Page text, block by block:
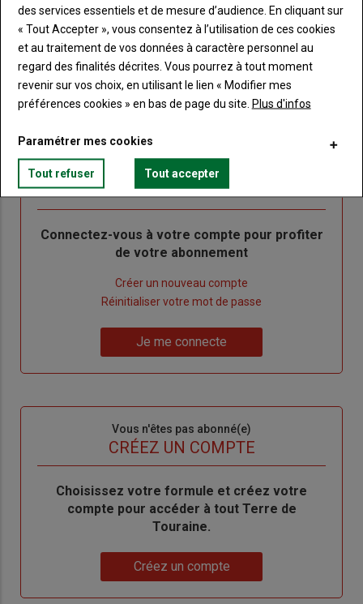
puce
Consultez le journal Terre de Touraine au format
numérique, sur tous les supports
Ne manquez aucune information grâce à la
newsletter du journal Terre de Touraine
Sous-
titre
Vous êtes abonné(e)
TITRE IDENTIFIEZ-VOUS
Body
Connectez-vous à votre compte pour profiter
de votre abonnement
Créer un nouveau compte
de
Réinitialiser votre mot de passe
me
Je me connecte
Vous n'êtes pas abonné(e)
CRÉEZ UN COMPTE
BodyChoisissez votre formule et créez votre
compte pour accéder à tout Terre de
Touraine.
Créez un compte
des services essentiels et de mesure d’audience. En cliquant sur
« Tout Accepter », vous consentez à l’utilisation de ces cookies
et au traitement de vos données à caractère personnel au
regard des finalités décrites. Vous pourrez à tout moment
revenir sur vos choix, en utilisant le lien « Modifier mes
préférences cookies » en bas de page du site. Plus d'infos
Paramétrer mes cookies
Tout refuser Tout accepter